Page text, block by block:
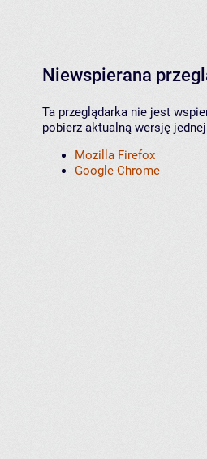
Niewspierana
Ta przeglądarka nie jest
pobierz aktualną wersję
Mozilla Firefox
Google Chrome